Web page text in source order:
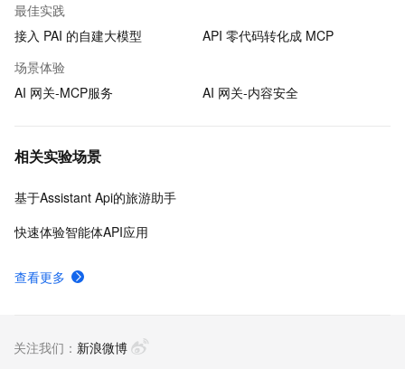
最佳实践
接入 PAI 的自建大模型
API 零代码转化成 MCP
场景体验
AI 网关-MCP服务
AI 网关-内容安全
相关实验场景
基于Assistant Api的旅游助手
快速体验智能体API应用
查看更多
关注我们： 新浪微博